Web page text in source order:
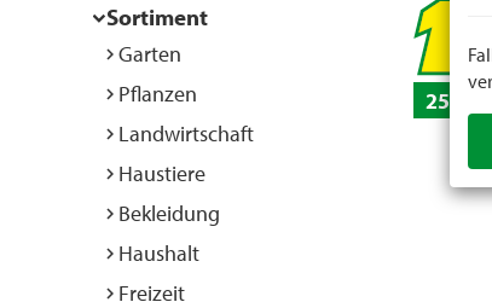
Sortiment
Garten
Pflanzen
Landwirtschaft
Haustiere
Bekleidung
Haushalt
Freizeit
25